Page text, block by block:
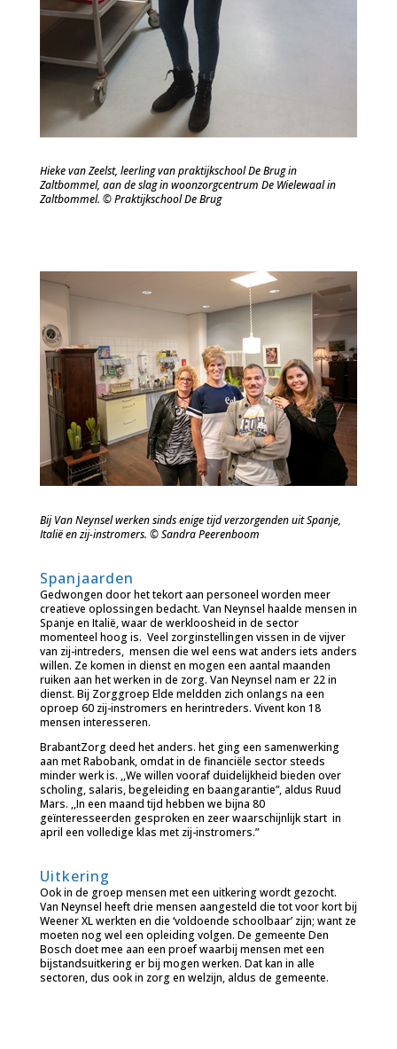
Hieke van Zeelst, leerling van praktijkschool De Brug in
Zaltbommel, aan de slag in woonzorgcentrum De Wielewaal in
Zaltbommel. © Praktijkschool De Brug
Bij Van Neynsel werken sinds enige tijd verzorgenden uit Spanje,
Italië en zij-instromers. © Sandra Peerenboom
Spanjaarden
Gedwongen door het tekort aan personeel worden meer
creatieve oplossingen bedacht. Van Neynsel haalde mensen in
Spanje en Italië, waar de werkloosheid in de sector
momenteel hoog is. Veel zorginstellingen vissen in de vijver
van zij-intreders, mensen die wel eens wat anders iets anders
willen. Ze komen in dienst en mogen een aantal maanden
ruiken aan het werken in de zorg. Van Neynsel nam er 22 in
dienst. Bij Zorggroep Elde meldden zich onlangs na een
oproep 60 zij-instromers en herintreders. Vivent kon 18
mensen interesseren.
BrabantZorg deed het anders. het ging een samenwerking
aan met Rabobank, omdat in de financiële sector steeds
minder werk is. ,,We willen vooraf duidelijkheid bieden over
scholing, salaris, begeleiding en baangarantie”, aldus Ruud
Mars. ,,In een maand tijd hebben we bijna 80
geïnteresseerden gesproken en zeer waarschijnlijk start in
april een volledige klas met zij-instromers.”
Uitkering
Ook in de groep mensen met een uitkering wordt gezocht.
Van Neynsel heeft drie mensen aangesteld die tot voor kort bij
Weener XL werkten en die ‘voldoende schoolbaar’ zijn; want ze
moeten nog wel een opleiding volgen. De gemeente Den
Bosch doet mee aan een proef waarbij mensen met een
bijstandsuitkering er bij mogen werken. Dat kan in alle
sectoren, dus ook in zorg en welzijn, aldus de gemeente.